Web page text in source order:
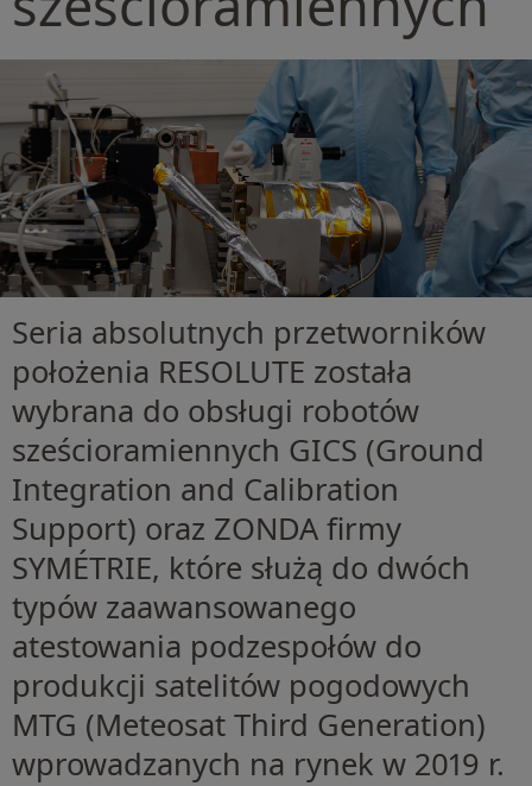
Seria absolutnych przetworników
położenia RESOLUTE została
wybrana do obsługi robotów
sześcioramiennych GICS (Ground
Integration and Calibration
Support) oraz ZONDA firmy
SYMÉTRIE, które służą do dwóch
typów zaawansowanego
atestowania podzespołów do
produkcji satelitów pogodowych
MTG (Meteosat Third Generation)
wprowadzanych na rynek w 2019 r.